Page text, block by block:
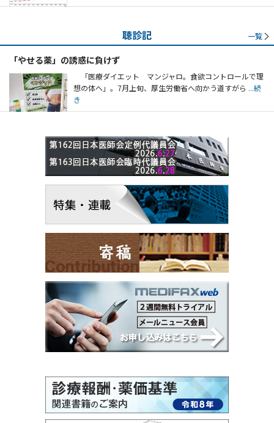
聴診記 一覧
「やせる薬」の誘惑に負けず
「医療ダイエット マンジャロ。食欲コントロールで理
想の体へ」。7月上旬、厚生労働省へ向かう道すがら ...続
き